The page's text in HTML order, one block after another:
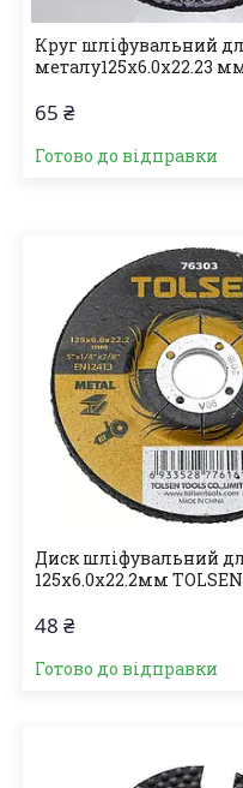
Круг шліфувальний
металу125х6.0х22.23
65 ₴
Готово до відправки
Диск шліфувальний
125х6.0х22.2мм TOLSEN
48 ₴
Готово до відправки